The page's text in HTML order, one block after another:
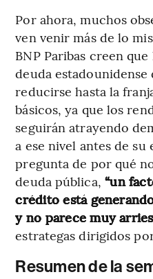
Por ahora, muchos
ven venir más de lo
BNP Paribas creen
deuda
reducirse hasta la
básicos, ya que los
seguirán atrayendo
a ese nivel antes de
pregunta de por qué
deuda pública, “un
crédito está
y no parece muy
estrategas dirigidos
Resumen de la